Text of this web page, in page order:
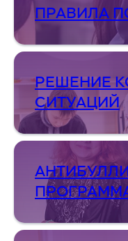
ПРАВИЛА
РЕШЕНИЕ
СИТУАЦИЙ